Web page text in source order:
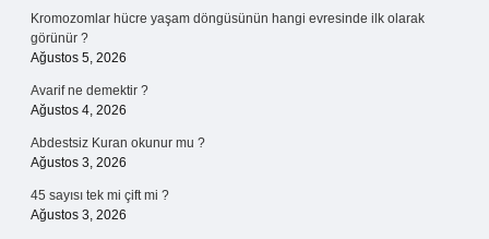
Kromozomlar hücre yaşam döngüsünün hangi evresinde ilk olarak
görünür ?
Ağustos 5, 2026
Avarif ne demektir ?
Ağustos 4, 2026
Abdestsiz Kuran okunur mu ?
Ağustos 3, 2026
45 sayısı tek mi çift mi ?
Ağustos 3, 2026